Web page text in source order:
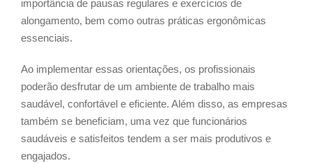
importância de pausas regulares e exercícios de
alongamento, bem como outras práticas ergonômicas
essenciais.
Ao implementar essas orientações, os profissionais
poderão desfrutar de um ambiente de trabalho mais
saudável, confortável e eficiente. Além disso, as empresas
também se beneficiam, uma vez que funcionários
saudáveis e satisfeitos tendem a ser mais produtivos e
engajados.